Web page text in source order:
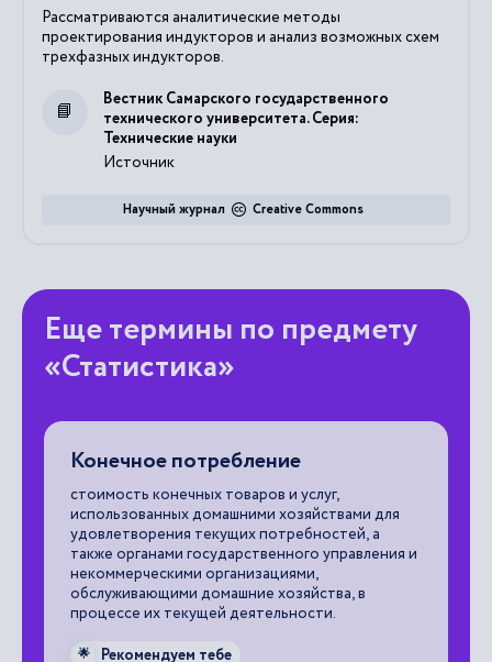
Рассматриваются аналитические методы
проектирования индукторов и анализ возможных схем
трехфазных индукторов.
Источник
Вестник Самарского государственного
технического университета. Серия:
Технические науки
Creative Commons
Научный журнал
Еще термины по предмету
«Статистика»
Конечное потребление
стоимость конечных товаров и услуг,
использованных домашними хозяйствами для
удовлетворения текущих потребностей, а
также органами государственного управления и
некоммерческими организациями,
обслуживающими домашние хозяйства, в
процессе их текущей деятельности.
🌟 Рекомендуем тебе